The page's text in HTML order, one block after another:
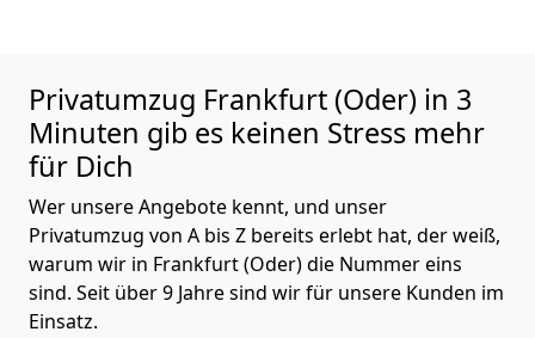
Privatumzug Frankfurt (Oder) in 3
Minuten gib es keinen Stress mehr
für Dich
Wer unsere Angebote kennt, und unser
Privatumzug von A bis Z bereits erlebt hat, der weiß,
warum wir in Frankfurt (Oder) die Nummer eins
sind. Seit über 9 Jahre sind wir für unsere Kunden im
Einsatz.